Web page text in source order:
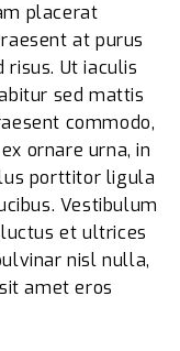
placerat
at purus
Ut iaculis
sed mattis
commodo,
ornare urna, in
porttitor ligula
Vestibulum
et ultrices
nisl nulla,
amet eros